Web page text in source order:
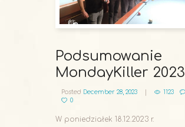
Podsumowanie
MondayKiller 2023
Posted December 28, 2023 1123
0
W poniedziałek 18.12.2023 r.